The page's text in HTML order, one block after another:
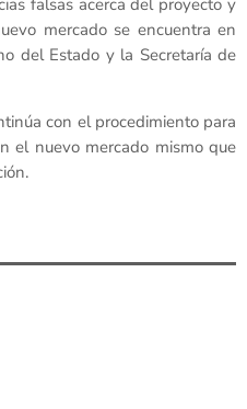
falsas acerca del proyecto y
mercado se encuentra en
del Estado y la Secretaría de
con el procedimiento para
el nuevo mercado mismo que